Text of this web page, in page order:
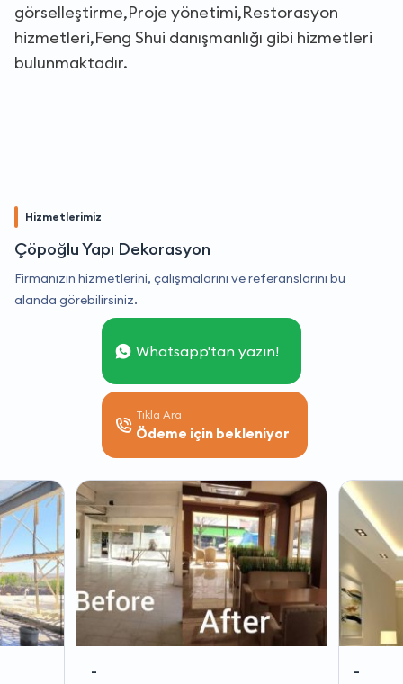
görselleştirme,Proje yönetimi,Restorasyon
hizmetleri,Feng Shui danışmanlığı gibi hizmetleri
bulunmaktadır.
Hizmetlerimiz
Çöpoğlu Yapı Dekorasyon
Firmanızın hizmetlerini, çalışmalarını ve referanslarını bu
alanda görebilirsiniz.
Whatsapp'tan yazın!
Tıkla Ara
Ödeme için bekleniyor
- -